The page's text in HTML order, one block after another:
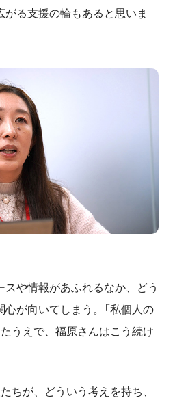
る支援の輪もあると思いま
や情報があふれるなか、どう
が向いてしまう。「私個人の
うえで、福原さんはこう続け
ちが、どういう考えを持ち、